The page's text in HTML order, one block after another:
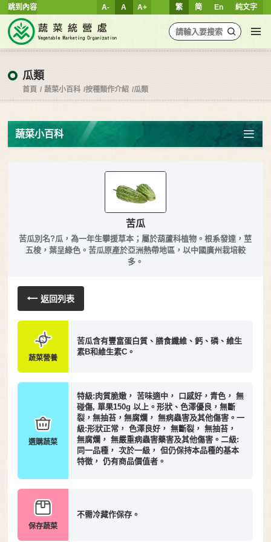
跳到內容 繁 简 En 純文字
A- A A+
瓜類
首頁 蔬菜小百科 按種類作介紹 瓜類
蔬菜小百科
苦瓜
苦瓜別名?瓜，為一年生攀援草本；屬於葫蘆科植物。根系發達，莖
五梭，葉呈綠色。苦瓜原產於亞洲熱帶地區，以中國廣州栽培較
多。
返回列表
蔬菜營養
苦瓜含有豐富蛋白質、膳食纖維、鈣、磷、維生
素B和維生素C。
選購蔬菜
特級:肉質脆嫩， 苦味適中， 口感好，青色， 無
碰傷, 單果150g 以上。形狀、色澤優良，無斷
裂，無抽苔，無腐爛， 無病蟲害及其他傷害。一
級:形狀正常， 色澤良好， 無斷裂， 無抽苔，
無腐爛， 無嚴重病蟲害藥害及其他傷害。二級:
同一品種， 次於一級， 但仍保持本品種的基本
特徵， 仍有商品價值者。
保存蔬菜
不需冷藏作保存。